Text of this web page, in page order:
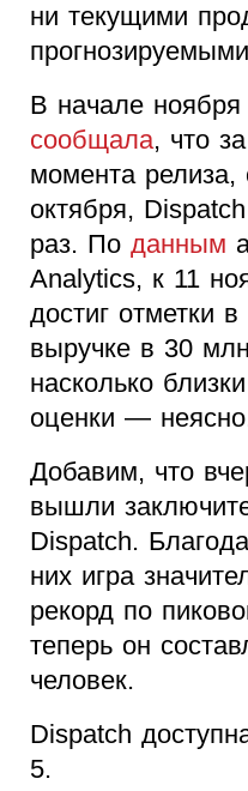
ни текущими
В начале
сообщала, что
момента релиза,
октября,
раз. По данным
Analytics, к 11
достиг отметки
выручке в 30
насколько
оценки —
Добавим, что
вышли
Dispatch.
них игра
рекорд по
теперь он
человек.
Dispatch
5.